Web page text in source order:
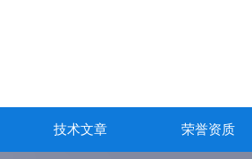
技术文章 荣誉资质